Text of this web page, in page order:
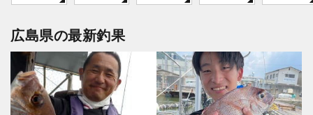
広島県の最新釣果